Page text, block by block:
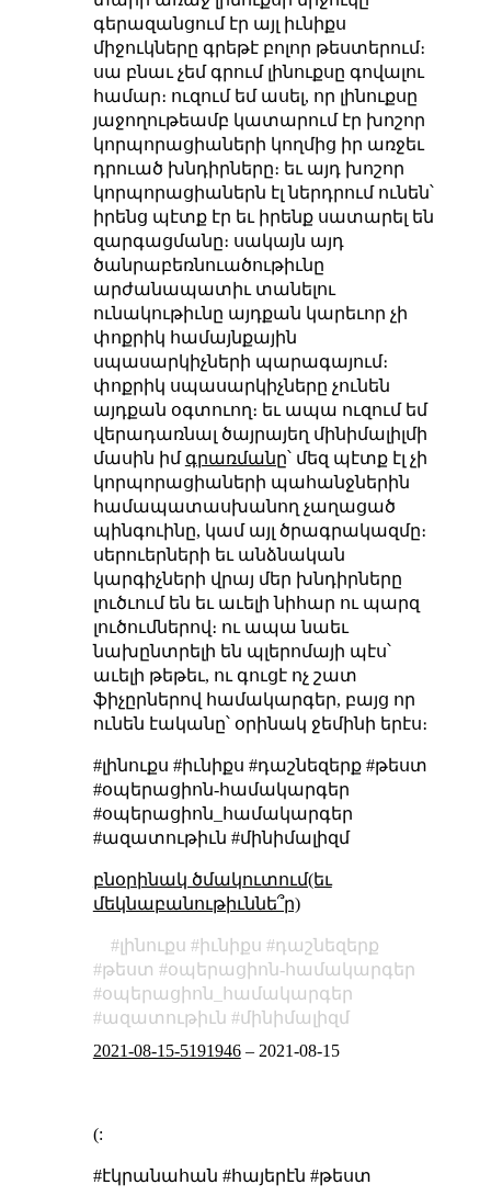
գերազանցում էր այլ իւնիքս
միջուկները գրեթէ բոլոր թեստերում։
սա բնաւ չեմ գրում լինուքսը գովալու
համար։ ուզում եմ ասել, որ լինուքսը
յաջողութեամբ կատարում էր խոշոր
կորպորացիաների կողմից իր առջեւ
դրուած խնդիրները։ եւ այդ խոշոր
կորպորացիաներն էլ ներդրում ունեն՝
իրենց պէտք էր եւ իրենք սատարել են
զարգացմանը։ սակայն այդ
ծանրաբեռնուածութիւնը
արժանապատիւ տանելու
ունակութիւնը այդքան կարեւոր չի
փոքրիկ համայնքային
սպասարկիչների պարագայում։
փոքրիկ սպասարկիչները չունեն
այդքան օգտուող։ եւ ապա ուզում եմ
վերադառնալ ծայրայեղ մինիմալիլմի
մասին իմ գրառմանը՝ մեզ պէտք էլ չի
կորպորացիաների պահանջներին
համապատասխանող չաղացած
պինգուինը, կամ այլ ծրագրակազմը։
սերուերների եւ անձնական
կարգիչների վրայ մեր խնդիրները
լուծւում են եւ աւելի նիհար ու պարզ
լուծումներով։ ու ապա նաեւ
նախընտրելի են պլերոմայի պէս՝
աւելի թեթեւ, ու գուցէ ոչ շատ
ֆիչըրներով համակարգեր, բայց որ
ունեն էականը՝ օրինակ ջեմինի երէս։
#լինուքս #իւնիքս #դաշնեզերք #թեստ
#օպերացիոն-համակարգեր
#օպերացիոն_համակարգեր
#ազատութիւն #մինիմալիզմ
բնօրինակ ծմակուտում(եւ
մեկնաբանութիւննե՞ր)
լինուքս իւնիքս
դաշնեզերք
թեստ
օպերացիոն-համակարգեր
օպերացիոն_համակարգեր
ազատութիւն
մինիմալիզմ
2021-08-15-5191946– 2021-08-15
(:
#էկրանահան #հայերէն #թեստ